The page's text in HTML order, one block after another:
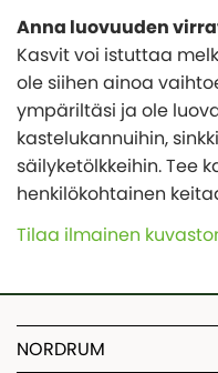
Anna luovuuden
Kasvit voi istuttaa
ole siihen ainoa
ympäriltäsi ja ole
kastelukannuihin,
säilyketölkkeihin. Tee
henkilökohtainen
Tilaa ilmainen
NORDRUM